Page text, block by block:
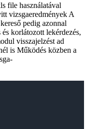
file használatával
vizsgaeredmények A
pedig azonnal
korlátozott lekérdezés,
visszajelzést ad
is Működés közben a